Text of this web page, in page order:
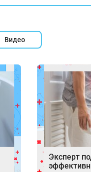
Видео
Эксперт